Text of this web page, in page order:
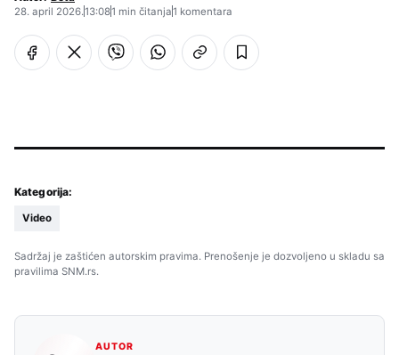
28. april 2026.13:081 min čitanja1 komentara
Kategorija:
Video
Sadržaj je zaštićen autorskim pravima. Prenošenje je dozvoljeno u skladu sa
pravilima SNM.rs.
AUTOR